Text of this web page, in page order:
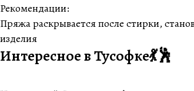
Рекомендации:
Пряжа раскрывается после стирки,
изделия
Интересное в Тусофке💃🕺